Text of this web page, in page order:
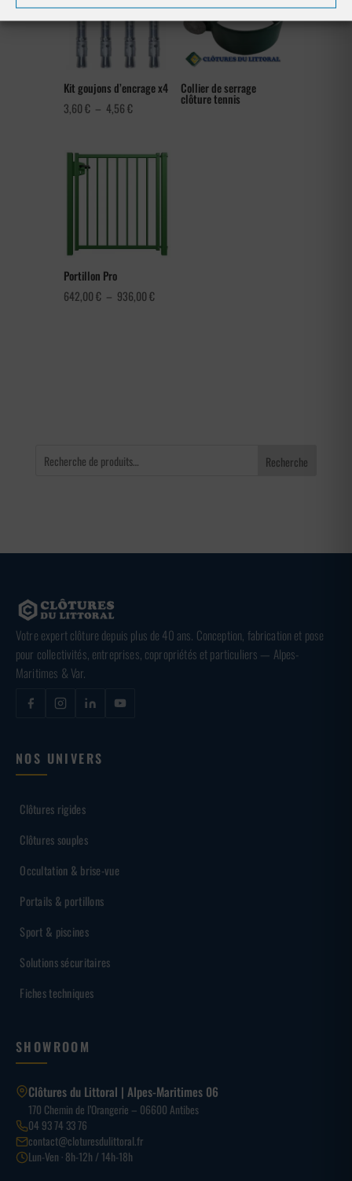
Kit goujons d’encrage x4
3,60€ – 4,56€Plage
3,60 €
Collier de serrage
clôture tennis
Portillon Pro
642,00€ – 936,00€Plage
Recherche
Votre expert clôture depuis plus de 40 ans. Conception, fabrication et pose
pour collectivités, entreprises, copropriétés et particuliers — Alpes-
Maritimes & Var.
NOS UNIVERS
Clôtures rigides
Clôtures souples
Occultation & brise-vue
Portails & portillons
Sport & piscines
Solutions sécuritaires
Fiches techniques
SHOWROOM
Clôtures du Littoral | Alpes-Maritimes 06
170 Chemin de l’Orangerie – 06600 Antibes
04 93 74 33 76
contact@cloturesdulittoral.fr
Lun-Ven · 8h-12h / 14h-18h